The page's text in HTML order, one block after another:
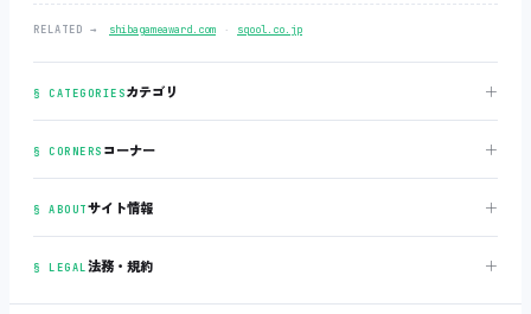
RELATED → shibagameaward.com ‧ sqool.co.jp
§ CATEGORIESカテゴリ ＋
§ CORNERS コーナー ＋
§ ABOUTサイト情報 ＋
§ LEGAL法務・規約 ＋